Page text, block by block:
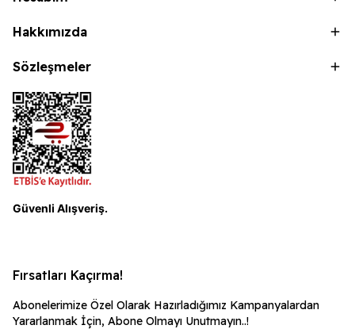
Hakkımızda
Sözleşmeler
Güvenli Alışveriş.
Fırsatları Kaçırma!
Abonelerimize Özel Olarak Hazırladığımız Kampanyalardan
Yararlanmak İçin, Abone Olmayı Unutmayın..!